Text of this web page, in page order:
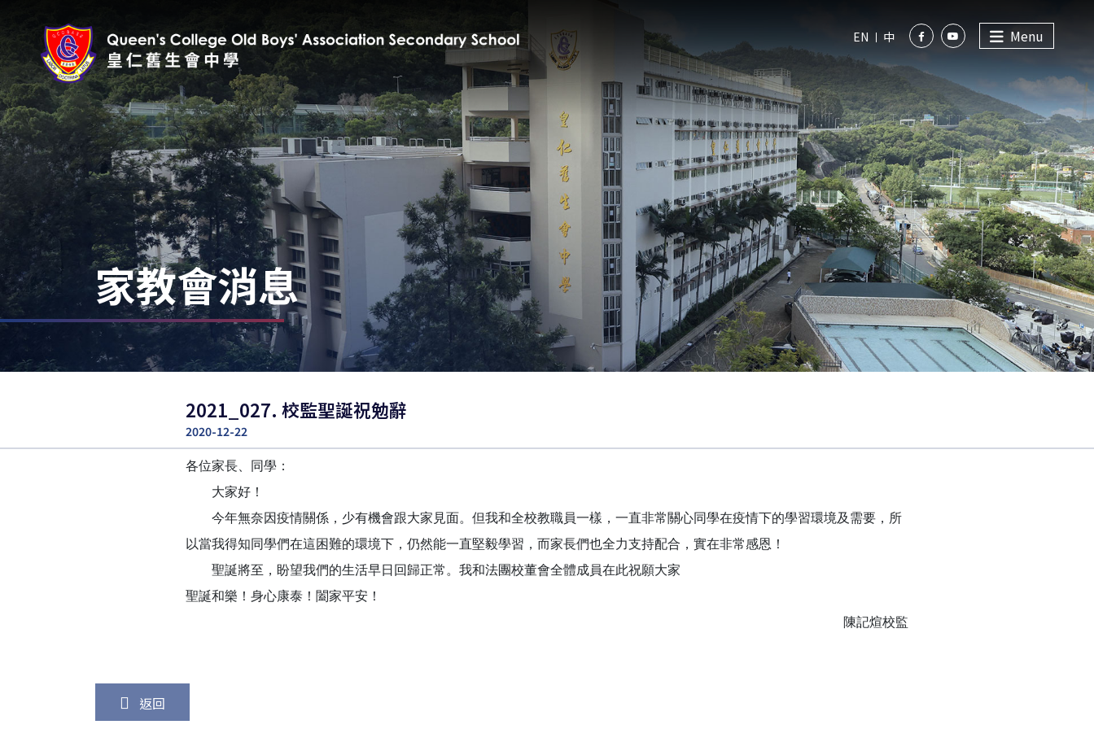
EN 中 Menu
家教會消息
2021_027. 校監聖誕祝勉辭
2020-12-22
各位家長、同學：
大家好！
今年無奈因疫情關係，少有機會跟大家見面。但我和全校教職員一樣，一直非常關心同學在疫情下的學習環境及需要，所
以當我得知同學們在這困難的環境下，仍然能一直堅毅學習，而家長們也全力支持配合，實在非常感恩！
聖誕將至，盼望我們的生活早日回歸正常。我和法團校董會全體成員在此祝願大家
聖誕和樂！身心康泰！闔家平安！
陳記煊校監
返回